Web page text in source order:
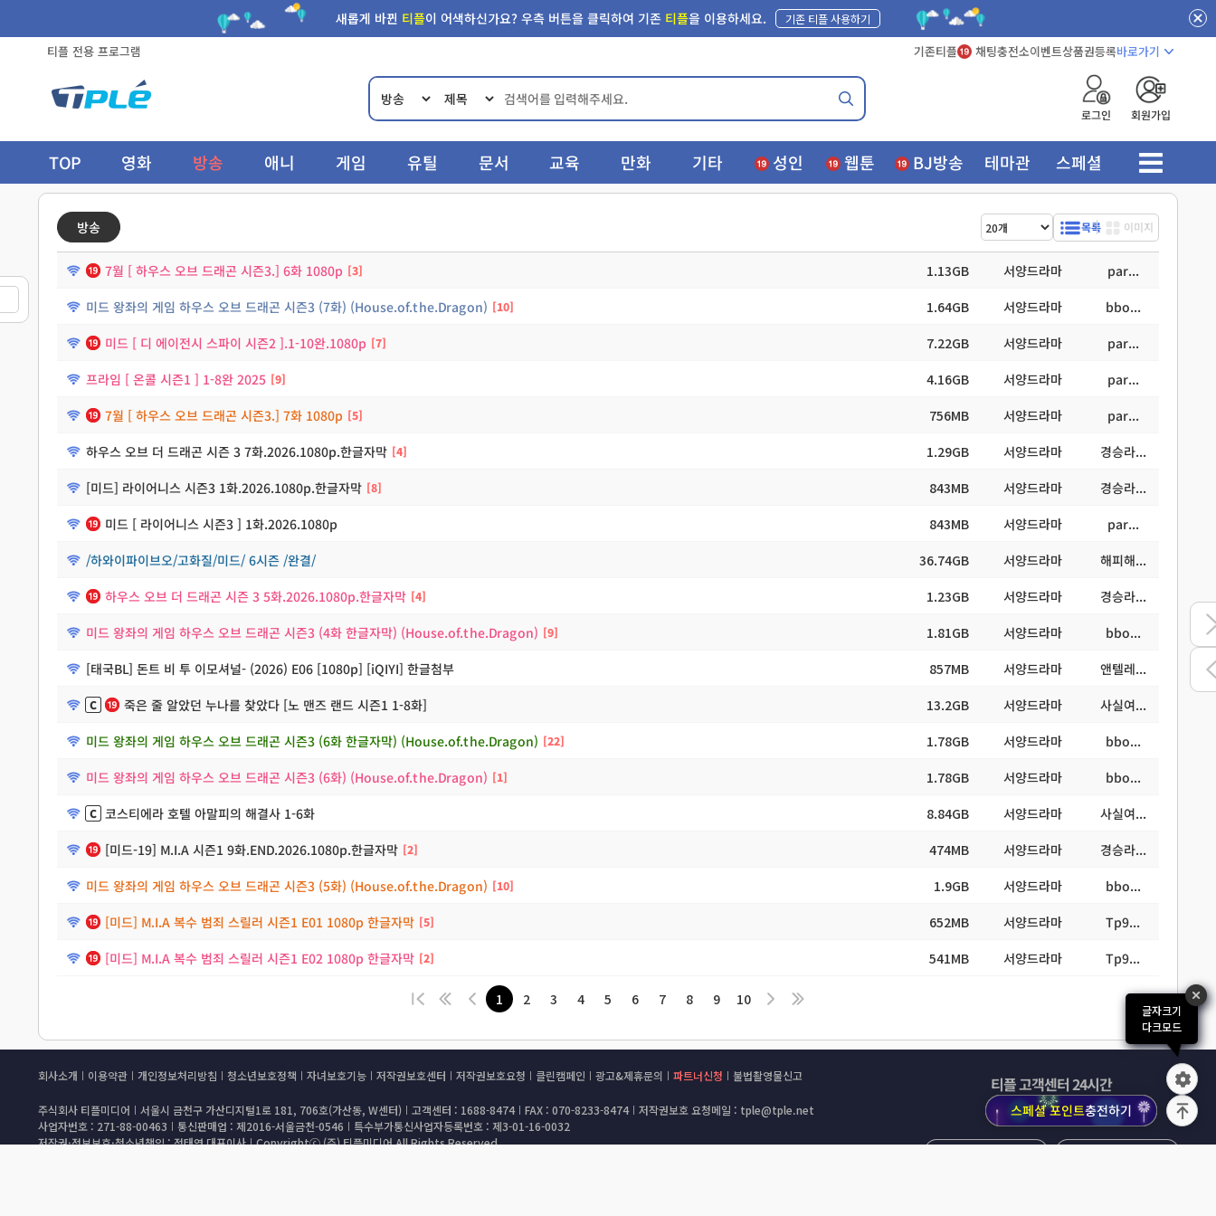
새롭게 바뀐 티플이 어색하신가요? 우측 버튼을 클릭하여 기존 티플을 이용하세요. 기존 티플 사용하기
티플 전용 프로그램 기존티플 채팅충전소이벤트상품권등록바로가기
로그인 회원가입
TOP 영화 방송 애니 게임 유틸 문서 교육 만화 기타 성인 웹툰 BJ방송 테마관 스페셜
방송 목록 이미지
7월 [ 하우스 오브 드래곤 시즌3.] 6화 1080p 3 1.13GB 서양드라마
par...
미드 왕좌의 게임 하우스 오브 드래곤 시즌3 (7화) (House.of.the.Dragon)
10 1.64GB 서양드라마
bbo...
미드 [ 디 에이전시 스파이 시즌2 ].1-10완.1080p
7 7.22GB 서양드라마
par...
프라임 [ 온콜 시즌1 ] 1-8완 2025 9 4.16GB 서양드라마
par...
7월 [ 하우스 오브 드래곤 시즌3.] 7화 1080p
5 756MB 서양드라마
par...
하우스 오브 더 드래곤 시즌 3 7화.2026.1080p.한글자막 4 1.29GB 서양드라마
경승라...
[미드] 라이어니스 시즌3 1화.2026.1080p.한글자막 8 843MB 서양드라마
경승라...
미드 [ 라이어니스 시즌3 ] 1화.2026.1080p
843MB 서양드라마
par...
/하와이파이브오/고화질/미드/ 6시즌 /완결/
36.74GB 서양드라마
해피해...
하우스 오브 더 드래곤 시즌 3 5화.2026.1080p.한글자막 4 1.23GB 서양드라마
경승라...
미드 왕좌의 게임 하우스 오브 드래곤 시즌3 (4화 한글자막) (House.of.the.Dragon)
9 1.81GB 서양드라마
bbo...
[태국BL] 돈트 비 투 이모셔널- (2026) E06 [1080p] [iQIYI] 한글첨부
857MB 서양드라마
앤텔레...
죽은 줄 알았던 누나를 찾았다 [노 맨즈 랜드 시즌1 1-8화]
13.2GB 서양드라마
사실여...
미드 왕좌의 게임 하우스 오브 드래곤 시즌3 (6화 한글자막) (House.of.the.Dragon)
22 1.78GB 서양드라마
bbo...
미드 왕좌의 게임 하우스 오브 드래곤 시즌3 (6화) (House.of.the.Dragon)
1 1.78GB 서양드라마
bbo...
코스티에라 호텔 아말피의 해결사 1-6화
8.84GB 서양드라마
사실여...
[미드-19] M.I.A 시즌1 9화.END.2026.1080p.한글자막 2 474MB 서양드라마
경승라...
미드 왕좌의 게임 하우스 오브 드래곤 시즌3 (5화) (House.of.the.Dragon)
10 1.9GB 서양드라마
bbo...
[미드] M.I.A 복수 범죄 스릴러 시즌1 E01 1080p 한글자막 5 652MB 서양드라마
Tp9...
[미드] M.I.A 복수 범죄 스릴러 시즌1 E02 1080p 한글자막 2 541MB 서양드라마 Tp9...
1 2 3 4 5 6 7 8 9 10
글자크기
다크모드
스페셜 포인트충전하기
회사소개 이용약관 개인정보처리방침 청소년보호정책 자녀보호기능 저작권보호센터 저작권보호요청 클린캠페인 광고&제휴문의 파트너신청 불법촬영물신고
주식회사 티플미디어 서울시 금천구 가산디지털1로 181, 706호(가산동, W센터) 고객센터 : 1688-8474 FAX : 070-8233-8474
저작권보호 요청메일 : tple@tple.net
사업자번호 : 271-88-00463
통신판매업 : 제2016-서울금천-0546
특수부가통신사업자등록번호 : 제3-01-16-0032
저작권·정보보호·청소년책임 : 정태연 대표이사
Copyrightⓒ (주) 티플미디어 All Rights Reserved.
티플 고객센터 24시간
1688-8474